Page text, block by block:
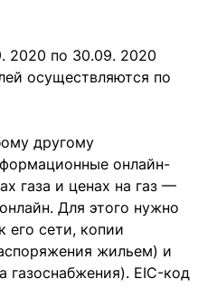
2020 по 30.09. 2020
осуществляются по
другому
онлайн-
газа и ценах на газ —
Для этого нужно
его сети, копии
жильем) и
газоснабжения). EIC-код